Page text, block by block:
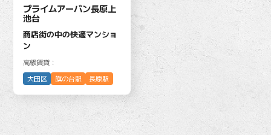
プライムアーバン長原上
池台
商店街の中の快適マンショ
ン
高級賃貸：
大田区
旗の台駅 長原駅